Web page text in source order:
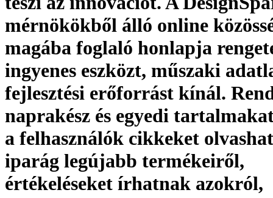
mérnökökből álló online
magába foglaló honlapja
ingyenes eszközt, műszaki
fejlesztési erőforrást kínál.
naprakész és egyedi
a felhasználók cikkeket
iparág legújabb termékeiről,
értékeléseket írhatnak azokról,